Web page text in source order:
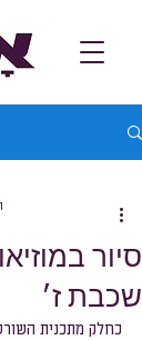
סיור
שכבת ז׳
כחלק מתכנית